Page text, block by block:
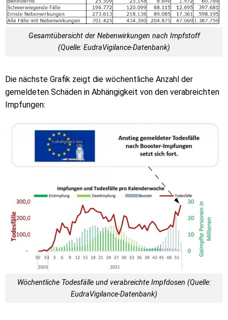
Gesamtübersicht der Nebenwirkungen nach Impfstoff
(Quelle: EudraVigilance-Datenbank)
Die nächste Grafik zeigt die wöchentliche Anzahl der
gemeldeten Schäden in Abhängigkeit von den verabreichten
Impfungen:
Wöchentliche Todesfälle und verabreichte Impfdosen (Quelle:
EudraVigilance-Datenbank)